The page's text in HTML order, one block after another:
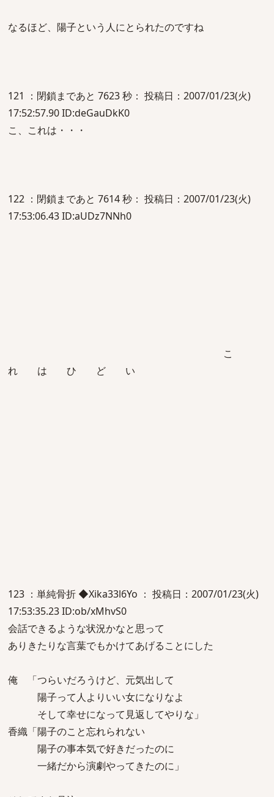
なるほど、陽子という人にとられたのですね
121 ：閉鎖まであと 7623 秒： 投稿日：2007/01/23(火)
17:52:57.90 ID:deGauDkK0
こ、これは・・・
122 ：閉鎖まであと 7614 秒： 投稿日：2007/01/23(火)
17:53:06.43 ID:aUDz7NNh0
こ
れ は ひ ど い
123 ：単純骨折 ◆Xika33l6Yo ： 投稿日：2007/01/23(火)
17:53:35.23 ID:ob/xMhvS0
会話できるような状況かなと思って
ありきたりな言葉でもかけてあげることにした
俺 「つらいだろうけど、元気出して
陽子って人よりいい女になりなよ
そして幸せになって見返してやりな」
香織「陽子のこと忘れられない
陽子の事本気で好きだったのに
一緒だから演劇やってきたのに」